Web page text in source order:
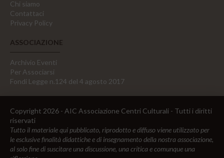
Chi siamo
Contattaci
Privacy Policy
ASSOCIAZIONE
Archivio Eventi
Per Associarsi
Fondi Legge n.124 del 4 agosto 2017
Copyright 2026 - AIC Associazione Centri Culturali - Tutti i diritti
riservati
Tutto il materiale qui pubblicato, riprodotto e diffuso viene utilizzato per
le esclusive finalità didattiche e di insegnamento della nostra associazione,
al solo fine di suscitare una discussione, una critica e comunque una